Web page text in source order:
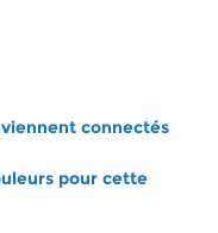
connectés
pour cette